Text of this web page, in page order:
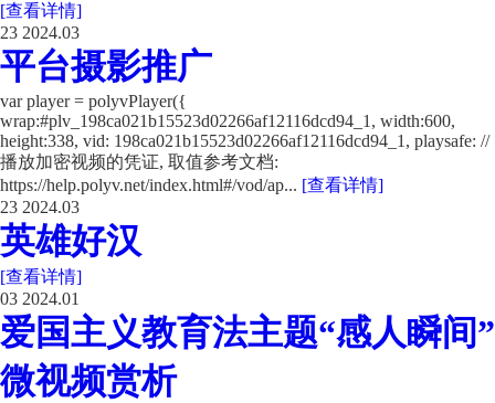
[查看详情]
23 2024.03
平台摄影推广
var player = polyvPlayer({
wrap:#plv_198ca021b15523d02266af12116dcd94_1, width:600,
height:338, vid: 198ca021b15523d02266af12116dcd94_1, playsafe: //
播放加密视频的凭证, 取值参考文档:
https://help.polyv.net/index.html#/vod/ap... [查看详情]
23 2024.03
英雄好汉
[查看详情]
03 2024.01
爱国主义教育法主题“感人瞬间”
微视频赏析